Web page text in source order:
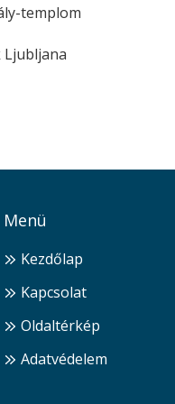
templom
Ljubljana
Menü
Kezdőlap
Kapcsolat
Oldaltérkép
Adatvédelem